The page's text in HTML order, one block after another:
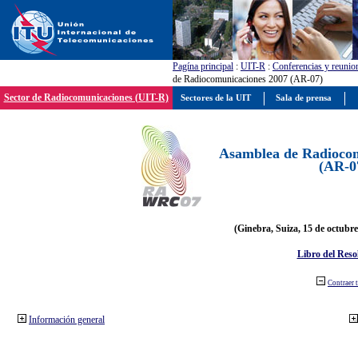
Pagína principal : UIT-R : Conferencias y
de Radiocomunicaciones 2007 (AR-07)
Sector de Radiocomunicaciones (UIT-R)
Asamblea de
(AR-
(Ginebra, Suiza, 15 de
Libro del
Contraer
Información general
Sectores de la UIT Sala de prensa